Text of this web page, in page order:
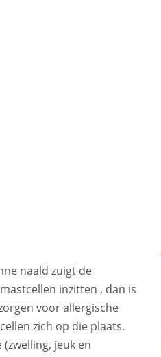
naald zuigt de
inzitten , dan is
voor allergische
zich op die plaats.
jeuk en